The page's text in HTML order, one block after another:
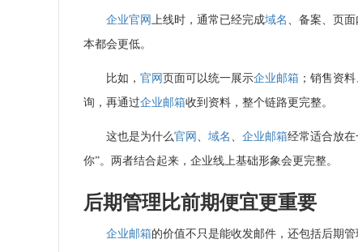
企业官网 上线时，通常已经完成域名 、备案、页
本都会更低。
比如， 官网 页面可以统一展示企业邮箱 ；销售资
询，再通过企业邮箱收到资料，整个链路更完整。
这也是为什么官网 、 域名 、 企业邮箱经常适合放在
你”。两者结合起来，企业线上基础形象会更完整。
后期管理比前期便宜更重要
企业邮箱的价值不只是能收发邮件，还包括后期管